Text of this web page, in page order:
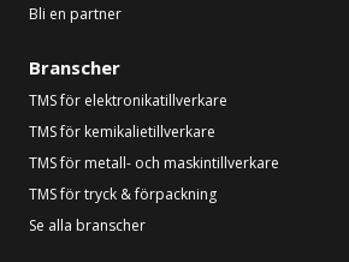
Bli en partner
Branscher
TMS för elektronikatillverkare
TMS för kemikalietillverkare
TMS för metall- och maskintillverkare
TMS för tryck & förpackning
Se alla branscher